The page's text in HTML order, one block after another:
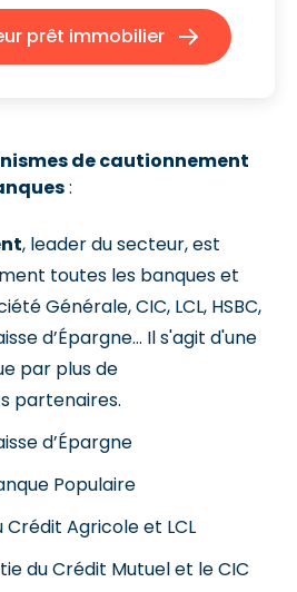
prêt immobilier
de cautionnement
:
, leader du secteur, est
toutes les banques et
Générale, CIC, LCL, HSBC,
d’Épargne… Il s'agit d'une
par plus de
partenaires.
d’Épargne
Populaire
Agricole et LCL
du Crédit Mutuel et le CIC